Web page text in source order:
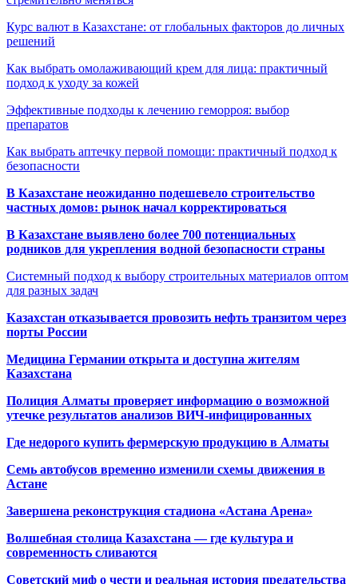
Курс валют в Казахстане: от глобальных факторов до личных
решений
Как выбрать омолаживающий крем для лица: практичный
подход к уходу за кожей
Эффективные подходы к лечению геморроя: выбор
препаратов
Как выбрать аптечку первой помощи: практичный подход к
безопасности
В Казахстане неожиданно подешевело строительство
частных домов: рынок начал корректироваться
В Казахстане выявлено более 700 потенциальных
родников для укрепления водной безопасности страны
Системный подход к выбору строительных материалов оптом
для разных задач
Казахстан отказывается провозить нефть транзитом через
порты России
Медицина Германии открыта и доступна жителям
Казахстана
Полиция Алматы проверяет информацию о возможной
утечке результатов анализов ВИЧ-инфицированных
Где недорого купить фермерскую продукцию в Алматы
Семь автобусов временно изменили схемы движения в
Астане
Завершена реконструкция стадиона «Астана Арена»
Волшебная столица Казахстана — где культура и
современность сливаются
Советский миф о чести и реальная история предательства